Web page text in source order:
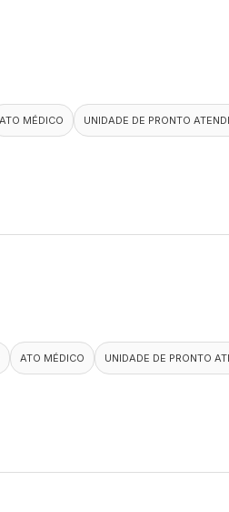
ATO MÉDICO UNIDADE DE PRONTO
ATO MÉDICO UNIDADE DE PRONTO